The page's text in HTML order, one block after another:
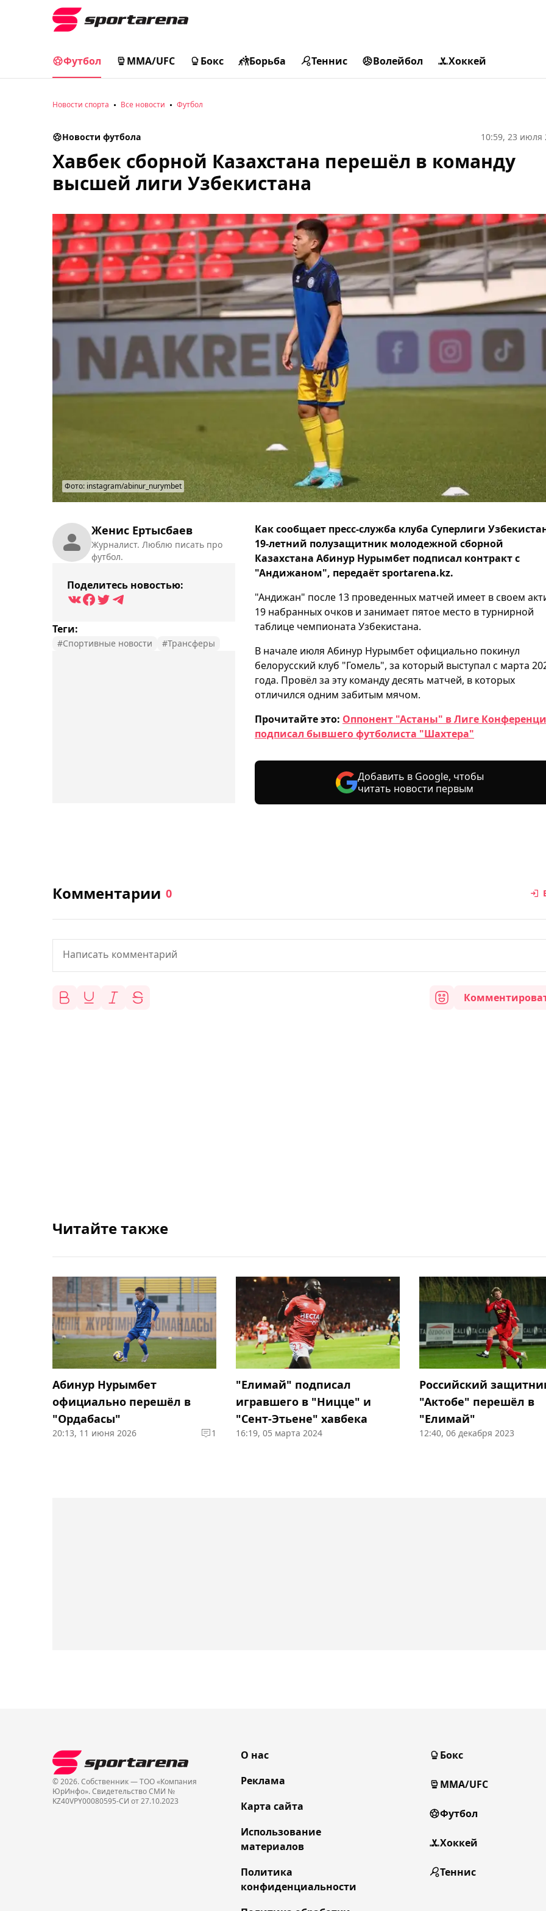
Футбол MMA/UFC Бокс Борьба Теннис Волейбол Хоккей
Новости спорта Все новости Футбол
Новости футбола 10:59, 23 июля
Хавбек сборной Казахстана перешёл в команду
высшей лиги Узбекистана
Фото: instagram/abinur_nurymbet
Женис Ертысбаев
Журналист. Люблю писать про
футбол.
Поделитесь новостью:
Теги:
#Спортивные новости #Трансферы
Как сообщает пресс-служба клуба Суперлиги
19-летний полузащитник молодежной сборной
Казахстана Абинур Нурымбет подписал контракт с
"Андижаном", передаёт sportarena.kz.
"Андижан" после 13 проведенных матчей имеет в своем
19 набранных очков и занимает пятое место в турнирной
таблице чемпионата Узбекистана.
В начале июля Абинур Нурымбет официально покинул
белорусский клуб "Гомель", за который выступал с марта
года. Провёл за эту команду десять матчей, в которых
отличился одним забитым мячом.
Прочитайте это: Оппонент "Астаны" в Лиге
подписал бывшего футболиста "Шахтера"
Добавить в Google, чтобы
читать новости первым
Комментарии 0
Читайте также
Абинур Нурымбет
официально перешёл в
"Ордабасы"
20:13, 11 июня 2026 1
"Елимай" подписал
игравшего в "Ницце" и
"Сент-Этьене" хавбека
16:19, 05 марта 2024
Российский
"Актобе" перешёл в
"Елимай"
12:40, 06 декабря 2023
© 2026. Собственник — ТОО «Компания
ЮрИнфо». Cвидетельство СМИ №
KZ40VPY00080595-СИ от 27.10.2023
О нас
Реклама
Карта сайта
Использование
материалов
Политика
конфиденциальности
Бокс
MMA/UFC
Футбол
Хоккей
Теннис